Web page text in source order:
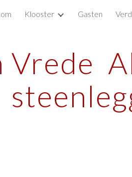
main content
Klooster Gasten
Vrede